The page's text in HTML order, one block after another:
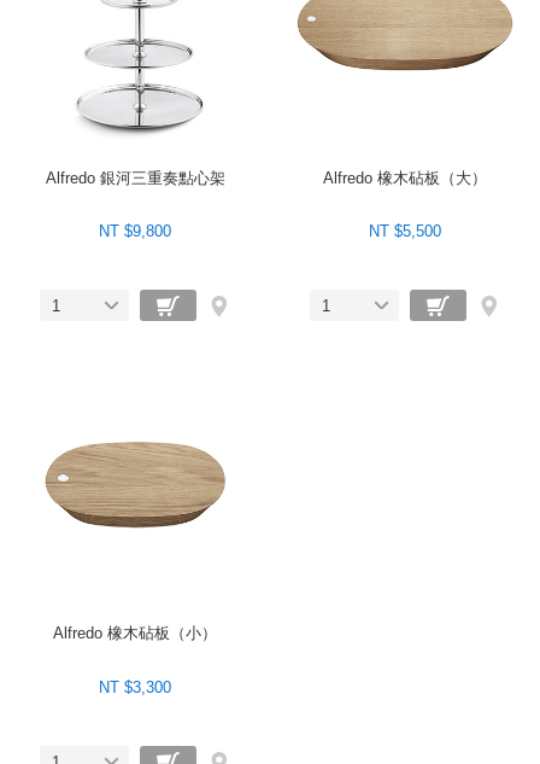
Alfredo 銀河三重奏點心架
NT $9,800
1
Alfredo 橡木砧板（大）
NT $5,500
1
Alfredo 橡木砧板（小）
NT $3,300